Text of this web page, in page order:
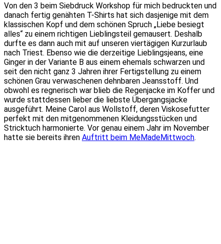
Von den 3 beim Siebdruck Workshop für mich bedruckten und
danach fertig genähten T-Shirts hat sich dasjenige mit dem
klassischen Kopf und dem schönen Spruch „Liebe besiegt
alles“ zu einem richtigen Lieblingsteil gemausert. Deshalb
durfte es dann auch mit auf unseren viertägigen Kurzurlaub
nach Triest. Ebenso wie die derzeitige Lieblingsjeans, eine
Ginger in der Variante B aus einem ehemals schwarzen und
seit den nicht ganz 3 Jahren ihrer Fertigstellung zu einem
schönen Grau verwaschenen dehnbaren Jeansstoff. Und
obwohl es regnerisch war blieb die Regenjacke im Koffer und
wurde stattdessen lieber die liebste Übergangsjacke
ausgeführt. Meine Carol aus Wollstoff, deren Viskosefutter
perfekt mit den mitgenommenen Kleidungsstücken und
Stricktuch harmonierte. Vor genau einem Jahr im November
hatte sie bereits ihren Auftritt beim MeMadeMittwoch.